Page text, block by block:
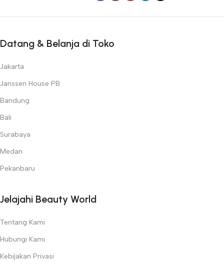
Datang & Belanja di Toko
Jakarta
Janssen House PB
Bandung
Bali
Surabaya
Medan
Pekanbaru
Jelajahi Beauty World
Tentang Kami
Hubungi Kami
Kebijakan Privasi